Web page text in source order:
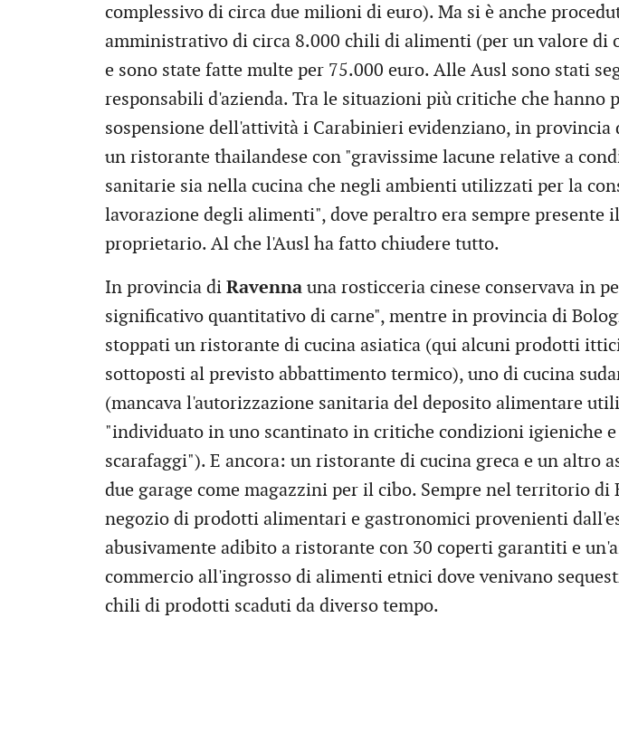
complessivo di circa due milioni di euro). Ma si è anche
amministrativo di circa 8.000 chili di alimenti (per un valore di
e sono state fatte multe per 75.000 euro. Alle Ausl sono stati
responsabili d'azienda. Tra le situazioni più critiche che hanno
sospensione dell'attività i Carabinieri evidenziano, in provincia
un ristorante thailandese con "gravissime lacune relative a
sanitarie sia nella cucina che negli ambienti utilizzati per la
lavorazione degli alimenti", dove peraltro era sempre presente
proprietario. Al che l'Ausl ha fatto chiudere tutto.
In provincia di Ravenna una rosticceria cinese conservava in
significativo quantitativo di carne", mentre in provincia di
stoppati un ristorante di cucina asiatica (qui alcuni prodotti
sottoposti al previsto abbattimento termico), uno di cucina
(mancava l'autorizzazione sanitaria del deposito alimentare
"individuato in uno scantinato in critiche condizioni igieniche
scarafaggi"). E ancora: un ristorante di cucina greca e un altro
due garage come magazzini per il cibo. Sempre nel territorio di
negozio di prodotti alimentari e gastronomici provenienti
abusivamente adibito a ristorante con 30 coperti garantiti e
commercio all'ingrosso di alimenti etnici dove venivano
chili di prodotti scaduti da diverso tempo.